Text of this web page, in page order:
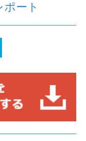
ート